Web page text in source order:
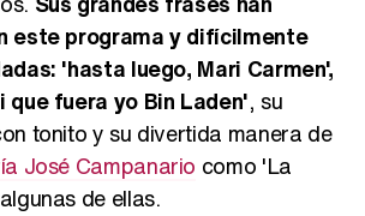
este programa y difícilmente
'hasta luego, Mari Carmen',
que fuera yo Bin Laden', su
tonito y su divertida manera de
José Campanario como 'La
de ellas.